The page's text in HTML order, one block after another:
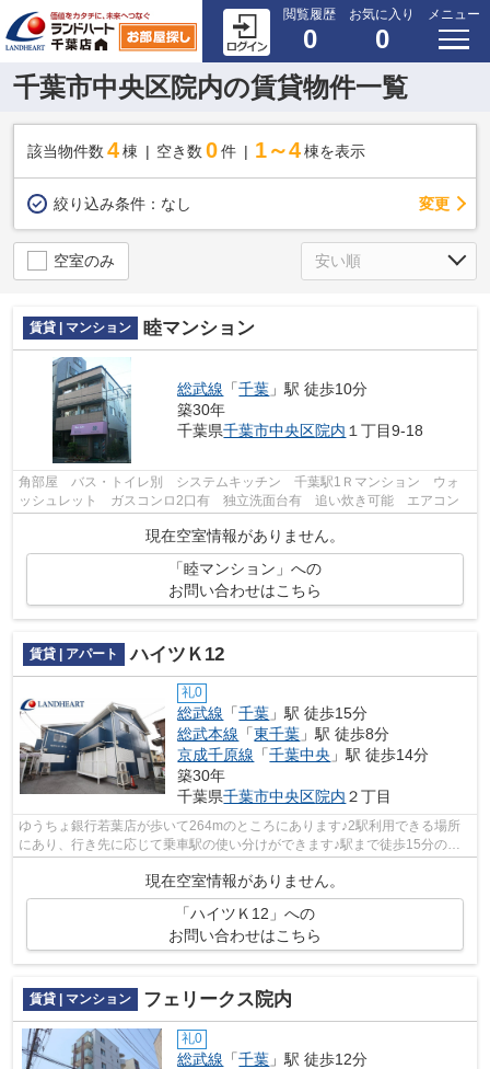
閲覧履歴
0
お気に入り
0
メニュー
千葉市中央区院内の賃貸物件一覧
該当物件数 4棟 空き数 0 件 1～4 棟を表示
絞り込み条件： なし 変更
空室のみ
賃貸 | マンション 睦マンション
総武線 「千葉 」駅 徒歩10分
築30年
千葉県千葉市中央区院内 １丁目9-18
角部屋 バス・トイレ別 システムキッチン 千葉駅1Ｒマンション ウォ
ッシュレット ガスコンロ2口有 独立洗面台有 追い炊き可能 エアコン
現在空室情報がありません。
「睦マンション」への
お問い合わせはこちら
賃貸 | アパート ハイツＫ12
礼0
総武線 「千葉 」駅 徒歩15分
総武本線 「東千葉 」駅 徒歩8分
京成千原線 「千葉中央 」駅 徒歩14分
築30年
千葉県千葉市中央区院内 ２丁目
ゆうちょ銀行若葉店が歩いて264mのところにあります♪2駅利用できる場所
にあり、行き先に応じて乗車駅の使い分けができます♪駅まで徒歩15分の物
現在空室情報がありません。
「ハイツＫ12」への
お問い合わせはこちら
賃貸 | マンション フェリークス院内
礼0
総武線 「千葉 」駅 徒歩12分